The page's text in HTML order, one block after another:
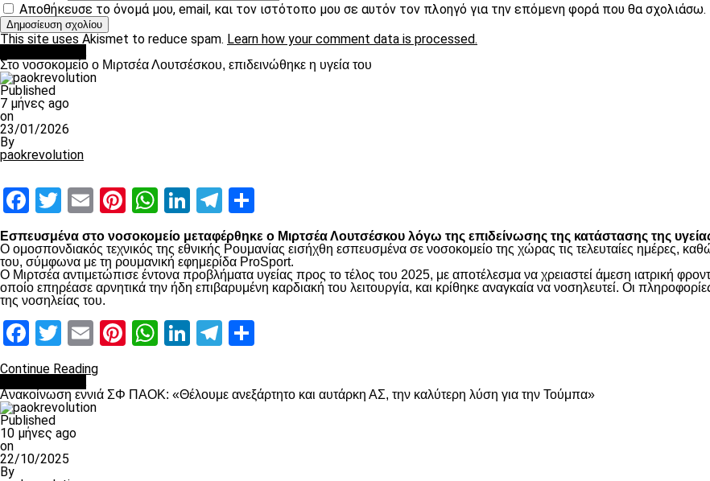
Αποθήκευσε το όνομά μου, email, και τον ιστότοπο μου σε αυτόν τον πλοηγό για την επόμενη φορά που θα σχολιάσω.
This site uses Akismet to reduce spam. Learn how your comment data is processed.
Στο νοσοκομείο ο Μιρτσέα Λουτσέσκου, επιδεινώθηκε η υγεία του
Published
7 μήνες ago
on
23/01/2026
By
paokrevolution
Facebook
Twitter
EmailPinterest
WhatsApp
LinkedIn
Telegram
Εσπευσμένα στο νοσοκομείο μεταφέρθηκε ο Μιρτσέα Λουτσέσκου λόγω της επιδείνωσης της κατάστασης της
Ο ομοσπονδιακός τεχνικός της εθνικής Ρουμανίας εισήχθη εσπευσμένα σε νοσοκομείο της χώρας τις τελευταίες ημέρες,
του, σύμφωνα με τη ρουμανική εφημερίδα ProSport.
Ο Μιρτσέα αντιμετώπισε έντονα προβλήματα υγείας προς το τέλος του 2025, με αποτέλεσμα να χρειαστεί άμεση ιατρική
οποίο επηρέασε αρνητικά την ήδη επιβαρυμένη καρδιακή του λειτουργία, και κρίθηκε αναγκαία να νοσηλευτεί. Οι
της νοσηλείας του.
Facebook
Twitter
EmailPinterest
WhatsApp
LinkedIn
Telegram
Continue Reading
Ανακοίνωση εννιά ΣΦ ΠΑΟΚ: «Θέλουμε ανεξάρτητο και αυτάρκη ΑΣ, την καλύτερη λύση για την Τούμπα»
Published
10 μήνες ago
on
22/10/2025
By